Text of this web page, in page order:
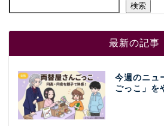
検索
最新の記事
今週のニュ
ごっこ」を